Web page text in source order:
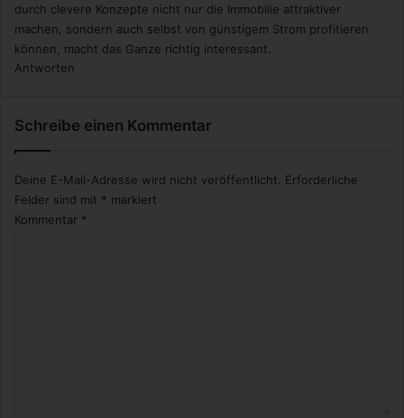
durch clevere Konzepte nicht nur die Immobilie attraktiver
machen, sondern auch selbst von günstigem Strom profitieren
können, macht das Ganze richtig interessant.
Antworten
Schreibe einen Kommentar
Deine E-Mail-Adresse wird nicht veröffentlicht.
Erforderliche
Felder sind mit * markiert
Kommentar *